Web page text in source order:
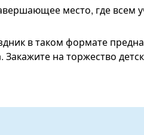
место, где всем
в таком формате
Закажите на торжество